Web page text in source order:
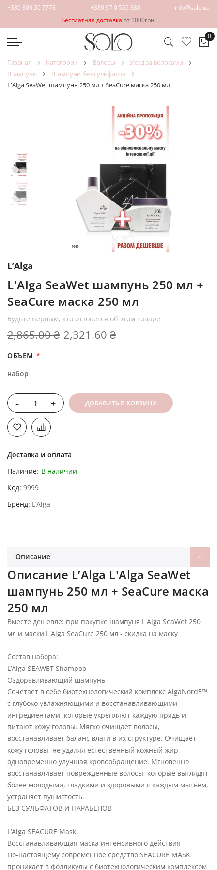
+380 800 30 7778 +380 97 0 555 888
info@solo.ua
Бесплатная доставка от 1000грн!
0
главная категории волосы
уход за волосами
шампуни
шампуни без сульфатов
L'Alga SeaWet шампунь 250 мл + SeaCure маска 250 мл
L’Alga
L'Alga SeaWet шампунь 250 мл +
SeaCure маска 250 мл
Будьте первым, кто отзовется об этом товаре
2,321.60 ₴
2,865.00 ₴
ОБЪЕМ
набор
- + ДОБАВИТЬ В КОРЗИНУ
Доставка и оплата
Наличие: В наличии
Код 9999
Бренд L’Alga
Описание
Описание L’Alga L'Alga SeaWet
шампунь 250 мл + SeaCure маска
250 мл
Вместе дешевле: при покупке шампуня L'Alga SeaWet 250
мл и маски L'Alga SeaCure 250 мл - скидка на маску
Состав набора:
L’Alga SEAWET Shampoo
Оздоравливающий шампунь
Сочетает в себе биотехнологический комплекс AlgaNord5™
с глубоко увлажняющими и восстанавливающими
ингредиентами, которые укрепляют каждую прядь и
питают кожу головы. Мягко очищает волосы,
восстанавливает баланс влаги в их структуре. Очищает
кожу головы, не удаляя естественный кожный жир,
одновременно улучшая кровообращение. Мгновенно
восстанавливает поврежденные волосы, которые выглядят
более молодыми, гладкими и здоровыми с каждым мытьем,
устраняет пушистость.
БЕЗ СУЛЬФАТОВ И ПАРАБЕНОВ
L’Alga SEACURE Mask
Восстанавливающая маска интенсивного действия
По-настоящему современное средство SEACURE MASK
проникает в фолликулы с биотехнологическим комплексом